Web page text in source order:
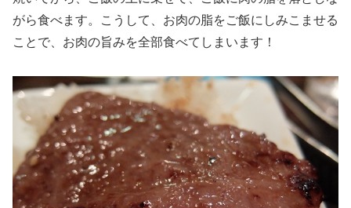
がら食べます。こうして、お肉の脂をご飯にしみこませる
ことで、お肉の旨みを全部食べてしまいます！